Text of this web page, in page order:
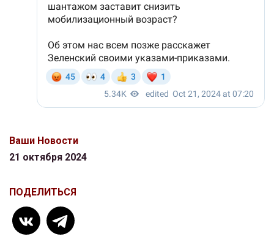
Ваши Новости
21 октября 2024
ПОДЕЛИТЬСЯ